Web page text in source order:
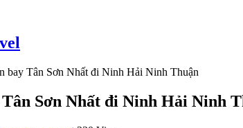
bay Tân Sơn Nhất đi Ninh Hải Ninh Thuận
Sơn Nhất đi Ninh Hải Ninh